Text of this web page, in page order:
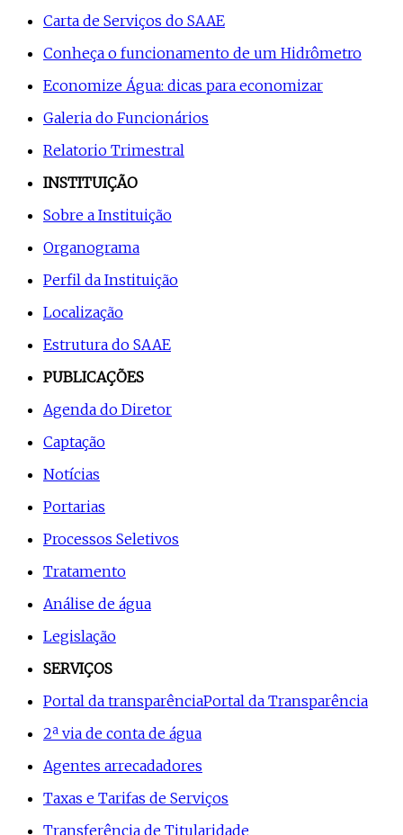
Carta de Serviços do SAAE
Conheça o funcionamento de um Hidrômetro
Economize Água: dicas para economizar
Galeria do Funcionários
Relatorio Trimestral
INSTITUIÇÃO
Sobre a Instituição
Organograma
Perfil da Instituição
Localização
Estrutura do SAAE
PUBLICAÇÕES
Agenda do Diretor
Captação
Notícias
Portarias
Processos Seletivos
Tratamento
Análise de água
Legislação
SERVIÇOS
Portal da transparênciaPortal da Transparência
2ª via de conta de água
Agentes arrecadadores
Taxas e Tarifas de Serviços
Transferência de Titularidade